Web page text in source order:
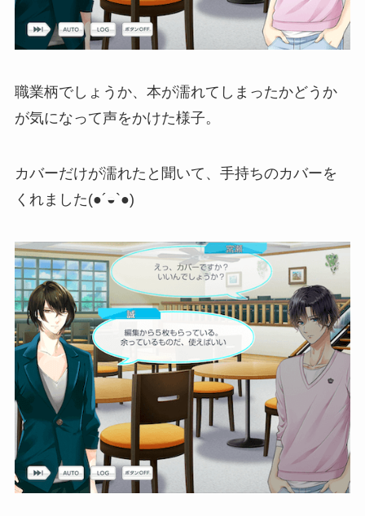
職業柄でしょうか、本が濡れてしまったかどうか
が気になって声をかけた様子。
カバーだけが濡れたと聞いて、手持ちのカバーを
くれました(●´◒`●)